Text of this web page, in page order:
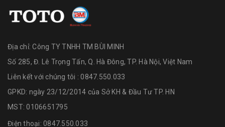
Địa chỉ:Công TY TNHH TM BÙI MINH
Số 285, Đ. Lê Trọng Tấn, Q. Hà Đông, TP. Hà Nội, Việt Nam
Liên kết với chúng tôi : 0847.550.033
GPKD: ngày 23/12/2014 của Sở KH & Đầu Tư TP. HN
MST: 0106651795
Điện thoại: 0847.550.033